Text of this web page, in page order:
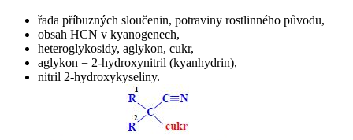
řada příbuzných sloučenin, potraviny rostlinného původu,
obsah HCN v kyanogenech,
heteroglykosidy, aglykon, cukr,
aglykon = 2-hydroxynitril (kyanhydrin),
nitril 2-hydroxykyseliny.